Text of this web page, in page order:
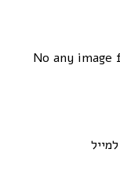
No any image